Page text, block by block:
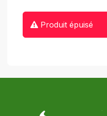
Produit épuisé